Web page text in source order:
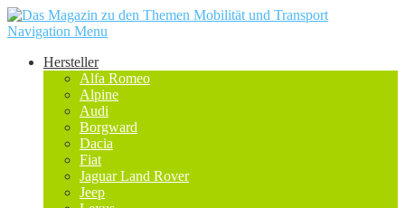
Navigation Menu
Hersteller
Alfa Romeo
Alpine
Audi
Borgward
Dacia
Fiat
Jaguar Land Rover
Jeep